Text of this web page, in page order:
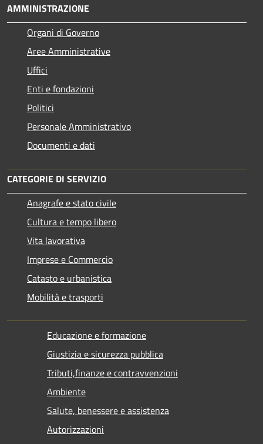
AMMINISTRAZIONE
Organi di Governo
Aree Amministrative
Uffici
Enti e fondazioni
Politici
Personale Amministrativo
Documenti e dati
CATEGORIE DI SERVIZIO
Anagrafe e stato civile
Cultura e tempo libero
Vita lavorativa
Imprese e Commercio
Catasto e urbanistica
Mobilità e trasporti
Educazione e formazione
Giustizia e sicurezza pubblica
Tributi,finanze e contravvenzioni
Ambiente
Salute, benessere e assistenza
Autorizzazioni